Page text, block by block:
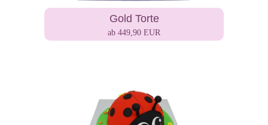
Gold Torte
ab 449,90 EUR